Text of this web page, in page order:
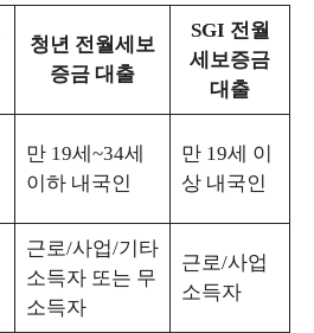
청년 전월세보
증금 대출
SGI 전월
세보증금
대출
만 19세~34세
이하 내국인
만 19세 이
상 내국인
근로/사업/기타
소득자 또는 무
소득자
근로/사업
소득자